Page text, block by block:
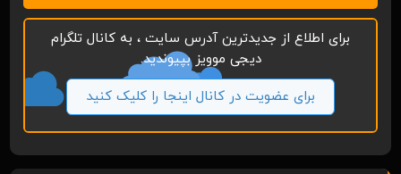
برای اطلاع از جدیدترین آدرس سایت ، به کانال تلگرام
دیجی موویز بپیوندید.
برای عضویت در کانال اینجا را کلیک کنید